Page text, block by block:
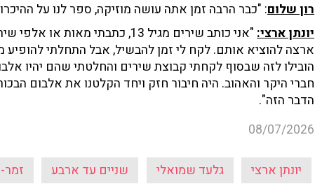
רון שלום: "כבר הרבה זמן אתה עושה מוזיקה, ספר לנו על
יונתן ארצי:
"אני כותב שירים מגיל 13, כתבתי
ארצה להוציא אותם. לקח לי זמן להבשיל, אבל התחלתי
הובילו לזה שבסוף לקחתי קבוצת שירים והחלטתי שהם יהיו
חברי היקר והאהוב. היה חיבור חזק ויחד הקלטנו את אלבום
הדבר הזה".
08/07/2026
יונתן ארצי גלעד שמואלי שניים עד ארבע